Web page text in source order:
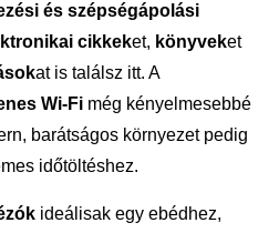
és szépségápolási
cikkeket, könyveket
at is találsz itt. A
Wi-Fi még kényelmesebbé
barátságos környezet pedig
időtöltéshez.
ideálisak egy ebédhez,